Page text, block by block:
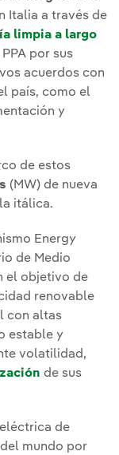
Italia a través de
limpia a largo
por sus
acuerdos con
país, como el
y
de estos
(MW) de nueva
itálica.
Energy
de Medio
el objetivo de
renovable
con altas
estable y
volatilidad,
de sus
de
mundo por